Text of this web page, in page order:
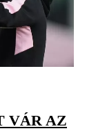
VÁR AZ